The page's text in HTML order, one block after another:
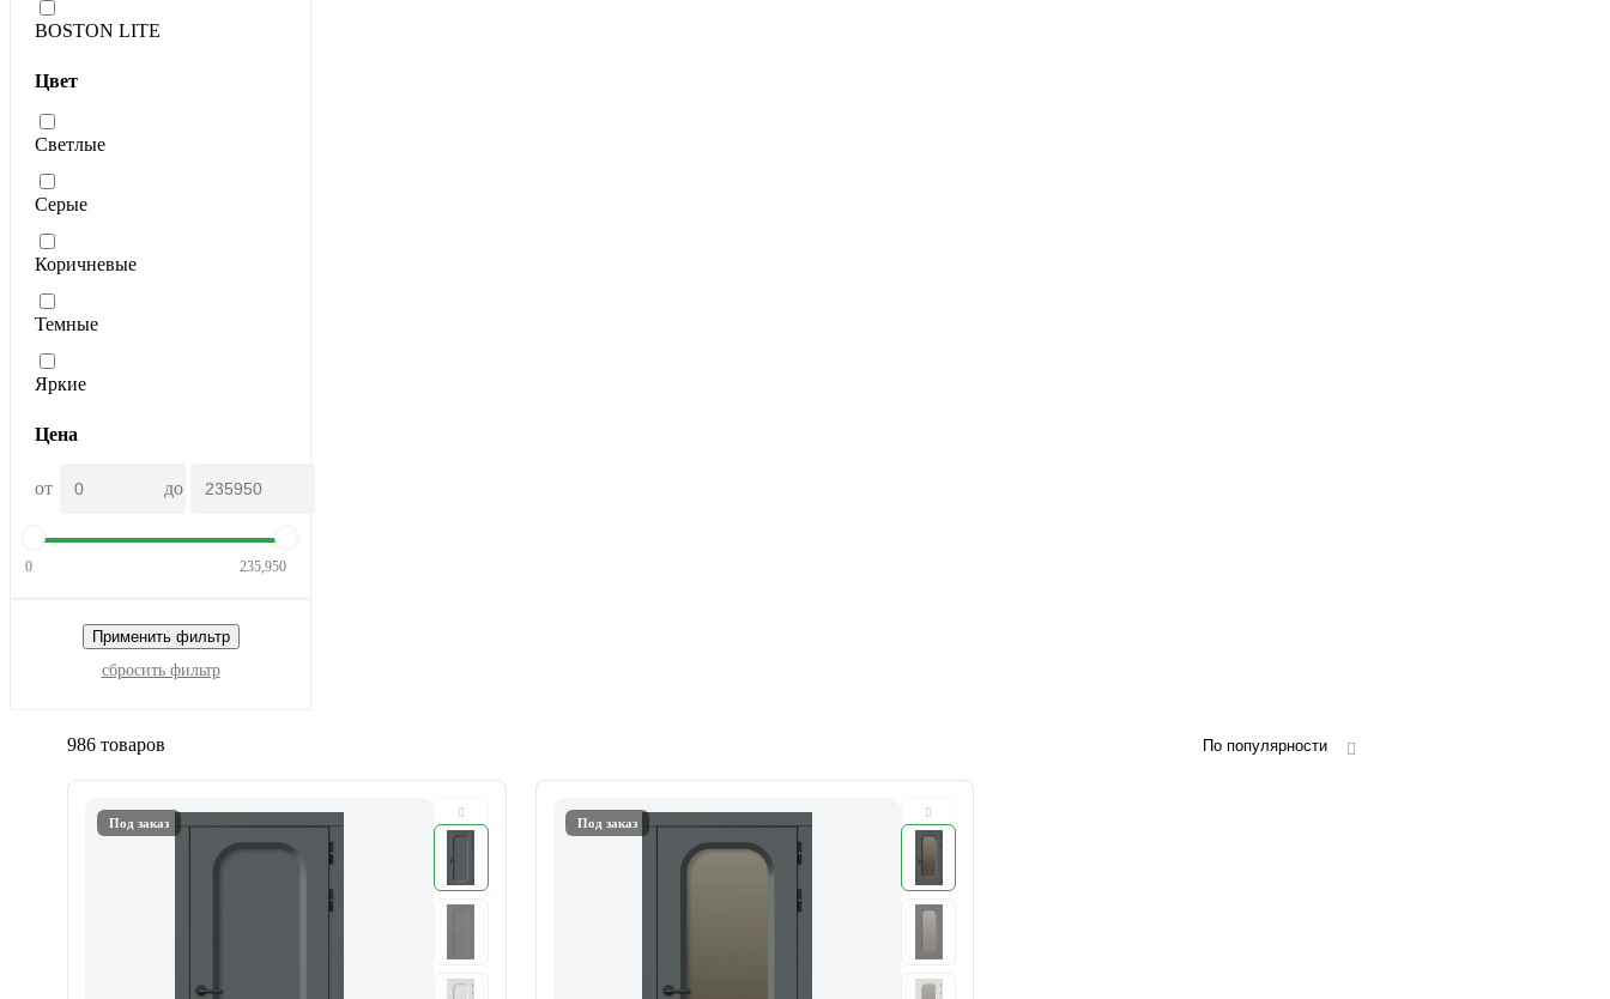
BOSTON LITE
Цвет
Светлые
Серые
Коричневые
Темные
Яркие
Цена
от до
0 235,950
Применить фильтр
сбросить фильтр
986 товаров По популярности
Под заказ Под заказ